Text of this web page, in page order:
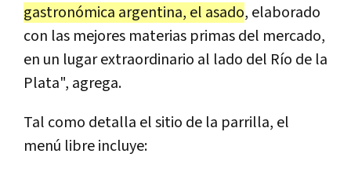
gastronómica argentina, el asado, elaborado
con las mejores materias primas del mercado,
en un lugar extraordinario al lado del Río de la
Plata", agrega.
Tal como detalla el sitio de la parrilla, el
menú libre incluye: